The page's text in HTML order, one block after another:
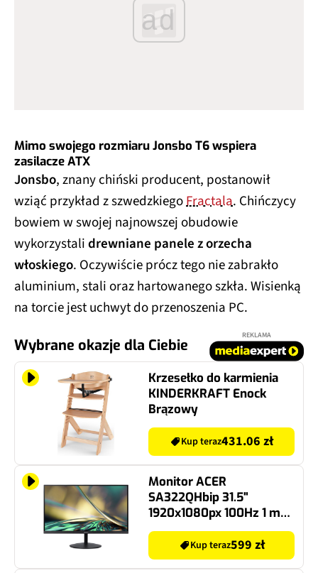
ad
Mimo swojego rozmiaru Jonsbo T6 wspiera
zasilacze ATX
Jonsbo, znany chiński producent, postanowił
wziąć przykład z szwedzkiegoFractala. Chińczycy
bowiem w swojej najnowszej obudowie
wykorzystalidrewniane panele z orzecha
włoskiego. Oczywiście prócz tego nie zabrakło
aluminium, stali oraz hartowanego szkła. Wisienką
na torcie jest uchwyt do przenoszenia PC.
Wybrane okazje dla Ciebie
REKLAMA
Krzesełko do karmienia
KINDERKRAFT Enock
Brązowy
Kup teraz431.06 zł
Monitor ACER
SA322QHbip 31.5"
1920x1080px 100Hz 1 ms
Kup teraz599 zł